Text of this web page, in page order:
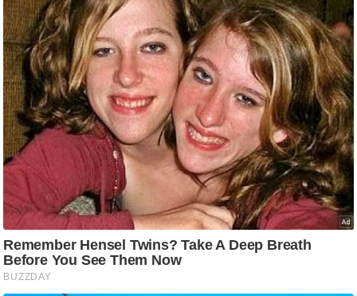
भु
म
हि
मा
/
ध
र्म
स्थ
ल
व्र
त
त्यो
हा
र